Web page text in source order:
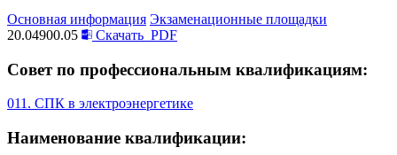
Основная информация Экзаменационные площадки
20.04900.05
Скачать PDF
Совет по профессиональным квалификациям:
011. СПК в электроэнергетике
Наименование квалификации: